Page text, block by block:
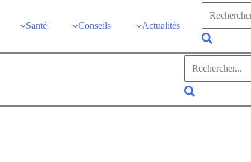
Santé Conseils Actualités
Rechercher
Rechercher